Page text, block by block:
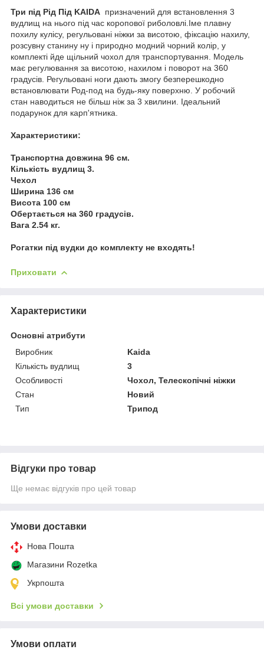
Три під Рід Під KAIDA призначений для встановлення 3
вудлищ на нього під час коропової риболовлі.Іме плавну
похилу кулісу, регульовані ніжки за висотою, фіксацію нахилу,
розсувну станину ну і природно модний чорний колір, у
комплекті йде щільний чохол для транспортування. Модель
має регулювання за висотою, нахилом і поворот на 360
градусів. Регульовані ноги дають змогу безперешкодно
встановлювати Род-под на будь-яку поверхню. У робочий
стан наводиться не більш ніж за 3 хвилини. Ідеальний
подарунок для карп'ятника.
Характеристики:
Транспортна довжина 96 см.
Кількість вудлищ 3.
Чехол
Ширина 136 см
Висота 100 см
Обертається на 360 градусів.
Вага 2.54 кг.
Рогатки під вудки до комплекту не входять!
Приховати
Характеристики
Основні атрибути
Виробник
Kaida
Кількість вудлищ
3
Особливості
Чохол, Телескопічні ніжки
Стан
Новий
Тип
Трипод
Відгуки про товар
Ще немає відгуків про цей товар
Умови доставки
Нова Пошта
Магазини Rozetka
Укрпошта
Всі умови доставки
Умови оплати